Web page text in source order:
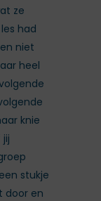
ze
had
niet
heel
knie
stukje
door en